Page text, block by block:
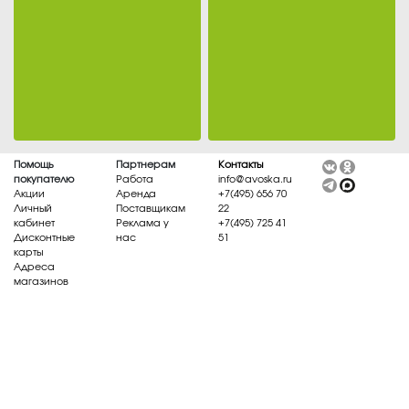
Поставщикам
Реклама у нас
Помощь
покупателю
Акции
Личный
кабинет
Дисконтные
карты
Адреса
магазинов
Партнерам
Работа
Аренда
Поставщикам
Реклама у
нас
Контакты
info@avoska.ru
+7(495) 656 70
22
+7(495) 725 41
51